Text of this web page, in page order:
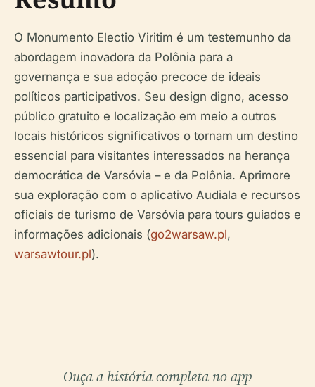
O Monumento Electio Viritim é um testemunho da
abordagem inovadora da Polônia para a
governança e sua adoção precoce de ideais
políticos participativos. Seu design digno, acesso
público gratuito e localização em meio a outros
locais históricos significativos o tornam um destino
essencial para visitantes interessados na herança
democrática de Varsóvia – e da Polônia. Aprimore
sua exploração com o aplicativo Audiala e recursos
oficiais de turismo de Varsóvia para tours guiados e
informações adicionais (go2warsaw.pl,
warsawtour.pl).
Ouça a história completa no app